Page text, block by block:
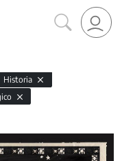
Historia